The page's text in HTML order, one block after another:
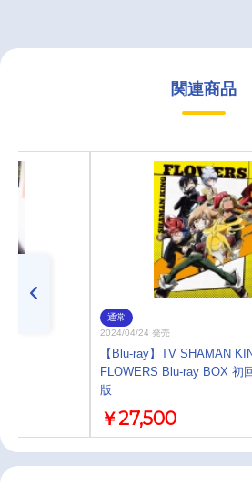
関連商品
通常
2024/04/24 発売
【Blu-ray】TV SHAMAN
FLOWERS Blu-ray BOX 初
版
￥27,500